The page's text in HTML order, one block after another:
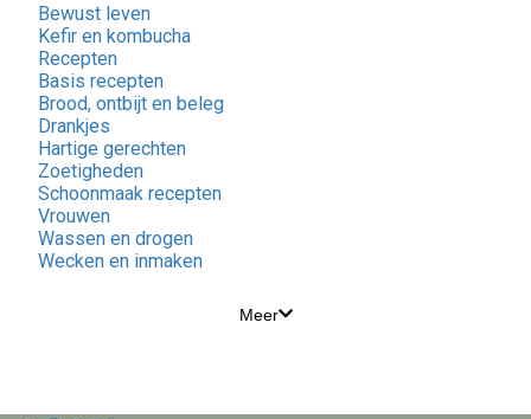
Bewust leven
Kefir en kombucha
Recepten
Basis recepten
Brood, ontbijt en beleg
Drankjes
Hartige gerechten
Zoetigheden
Schoonmaak recepten
Vrouwen
Wassen en drogen
Wecken en inmaken
Meer